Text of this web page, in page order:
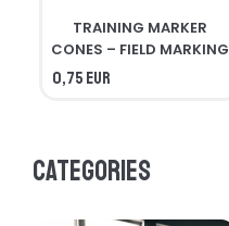
TRAINING MARKER
CONES – FIELD MARKING
0,75 EUR
Categories